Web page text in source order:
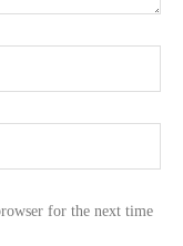
for the next time